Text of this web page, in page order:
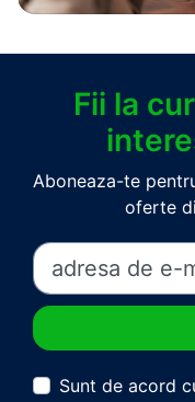
Fii la
Aboneaza-te
oferte
Sunt de acord